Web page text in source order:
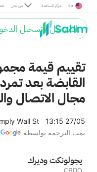
من نحن مركز المساعدة En
التسجيل / تسجيل
تقييم قيمة
القابضة بعد
مجال الاتصال
Wall St
13:15 27/05
تمت الترجمة بواسطة
كريدو تكنولوجي